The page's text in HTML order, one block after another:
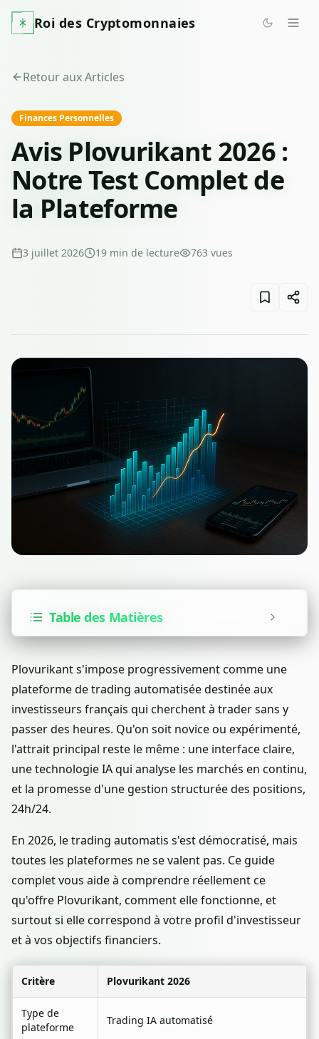
Roi des Cryptomonnaies
Retour aux Articles
Finances Personnelles
Avis Plovurikant 2026 :
Notre Test Complet de
la Plateforme
3 juillet 2026 19 min de lecture 763 vues
Table des Matières
Plovurikant s'impose progressivement comme une
plateforme de trading automatisée destinée aux
investisseurs français qui cherchent à trader sans y
passer des heures. Qu'on soit novice ou expérimenté,
l'attrait principal reste le même : une interface claire,
une technologie IA qui analyse les marchés en continu,
et la promesse d'une gestion structurée des positions,
24h/24.
En 2026, le trading automatis s'est démocratisé, mais
toutes les plateformes ne se valent pas. Ce guide
complet vous aide à comprendre réellement ce
qu'offre Plovurikant, comment elle fonctionne, et
surtout si elle correspond à votre profil d'investisseur
et à vos objectifs financiers.
Critère Plovurikant 2026
Type de
plateforme
Trading IA automatisé